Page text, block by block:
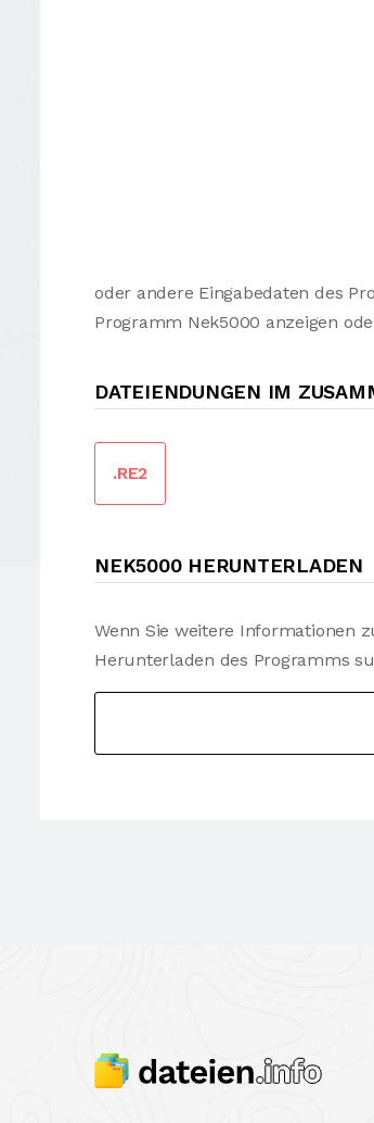
oder andere Eingabedaten des
Programm Nek5000 anzeigen
DATEIENDUNGEN IM
.RE2
NEK5000 HERUNTERLADEN
Wenn Sie weitere Informationen
Herunterladen des Programms